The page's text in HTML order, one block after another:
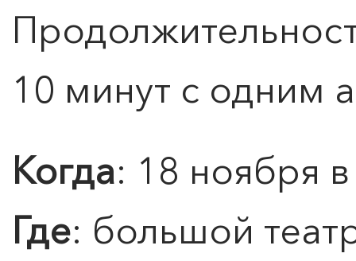
10 минут с одним
Когда: 18 ноября
Где: большой
">
ЧТО ЗНАЕТ О ЛЮБВИ
ЛЮБОВЬ… Концерт Анны
Подробнее